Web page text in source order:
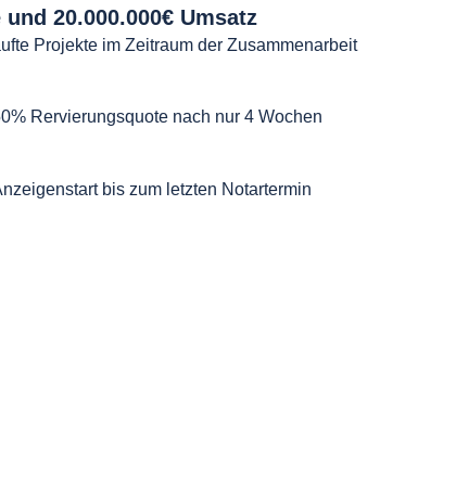
20.000.000€ Umsatz
Projekte im Zeitraum der Zusammenarbeit
Rervierungsquote nach nur 4 Wochen
bis zum letzten Notartermin